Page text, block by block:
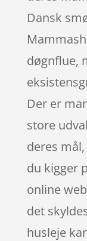
Dansk
døgnflue,
Der er
store
deres
du kigger
online
det
husleje